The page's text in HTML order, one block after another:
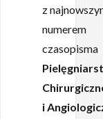
z
numerem
czasopisma
i